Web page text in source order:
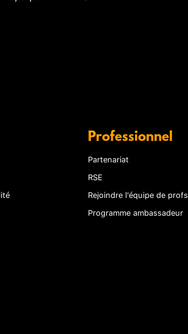
Professionnel
Partenariat
RSE
Rejoindre l'équipe de profs
Programme ambassadeur